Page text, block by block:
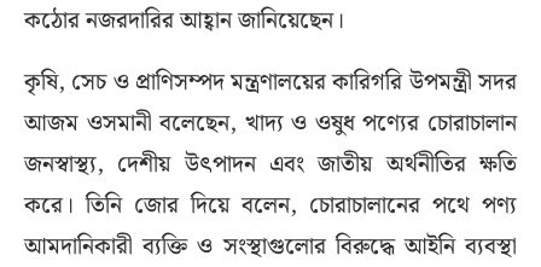
কঠোর নজরদারির আহ্বান জানিয়েছেন।
কৃষি, সেচ ও প্রাণিসম্পদ মন্ত্রণালয়ের কারিগরি উপমন্ত্রী সদর
আজম ওসমানী বলেছেন, খাদ্য ও ওষুধ পণ্যের চোরাচালান
জনস্বাস্থ্য, দেশীয় উৎপাদন এবং জাতীয় অর্থনীতির ক্ষতি
করে। তিনি জোর দিয়ে বলেন, চোরাচালানের পথে পণ্য
আমদানিকারী ব্যক্তি ও সংস্থাগুলোর বিরুদ্ধে আইনি ব্যবস্থা